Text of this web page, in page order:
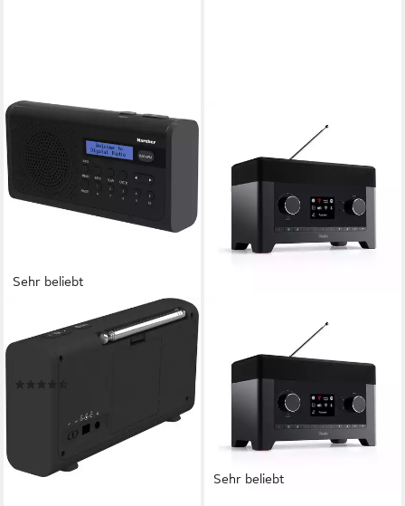
Sehr beliebt
DAB 2405 Digitalradio (DAB)
Batterie, externes Netzteil
lieferbar - in 2-3 Werktagen bei dir
Sehr beliebt